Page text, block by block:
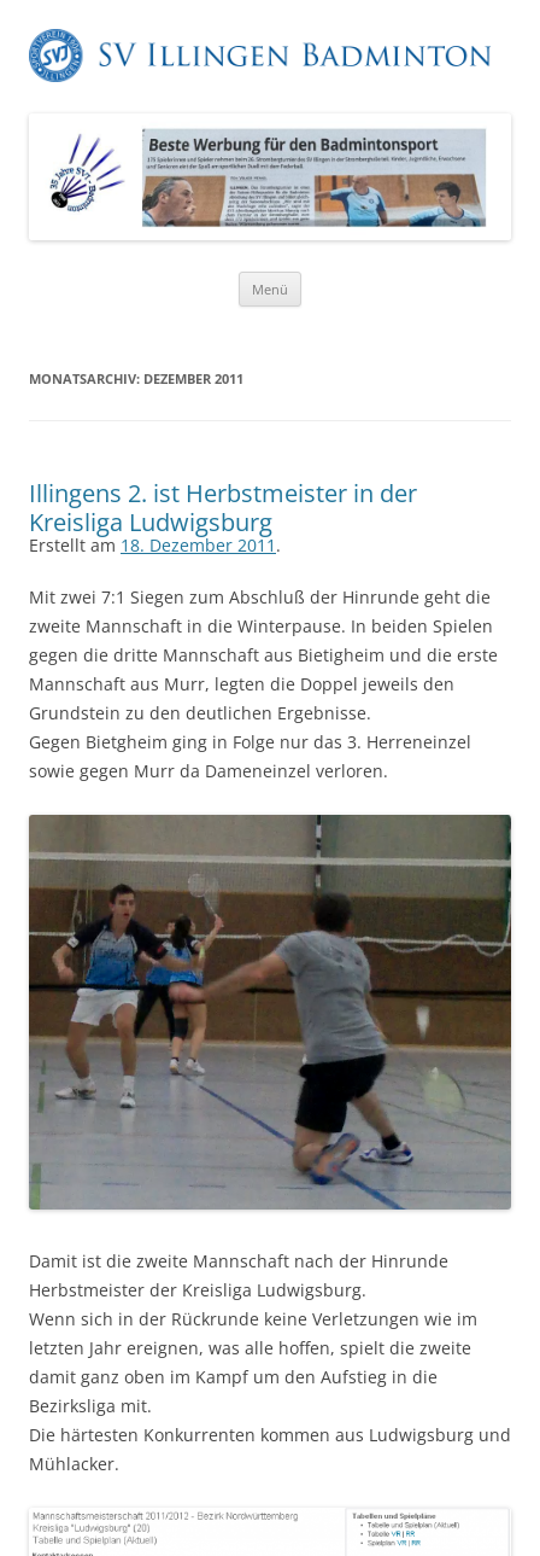
Menü
MONATSARCHIV: DEZEMBER 2011
Illingens 2. ist Herbstmeister in der
Kreisliga Ludwigsburg
Erstellt am 18. Dezember 2011 .
Mit zwei 7:1 Siegen zum Abschluß der Hinrunde geht die
zweite Mannschaft in die Winterpause. In beiden Spielen
gegen die dritte Mannschaft aus Bietigheim und die erste
Mannschaft aus Murr, legten die Doppel jeweils den
Grundstein zu den deutlichen Ergebnisse.
Gegen Bietgheim ging in Folge nur das 3. Herreneinzel
sowie gegen Murr da Dameneinzel verloren.
Damit ist die zweite Mannschaft nach der Hinrunde
Herbstmeister der Kreisliga Ludwigsburg.
Wenn sich in der Rückrunde keine Verletzungen wie im
letzten Jahr ereignen, was alle hoffen, spielt die zweite
damit ganz oben im Kampf um den Aufstieg in die
Bezirksliga mit.
Die härtesten Konkurrenten kommen aus Ludwigsburg und
Mühlacker.